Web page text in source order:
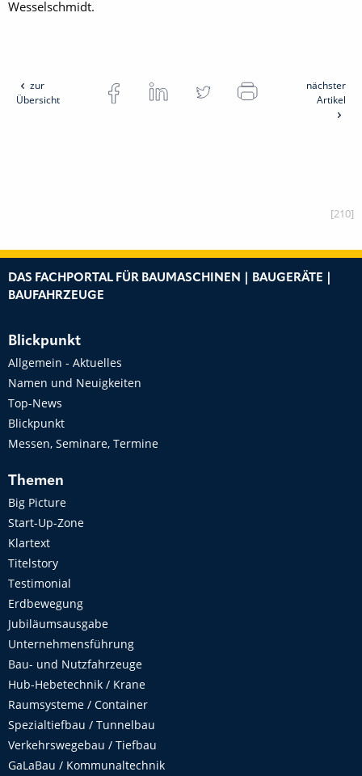
Wesselschmidt.
zur
Übersicht
nächster
Artikel
[210]
DAS FACHPORTAL FÜR BAUMASCHINEN | BAUGERÄTE |
BAUFAHRZEUGE
Blickpunkt
Allgemein - Aktuelles
Namen und Neuigkeiten
Top-News
Blickpunkt
Messen, Seminare, Termine
Themen
Big Picture
Start-Up-Zone
Klartext
Titelstory
Testimonial
Erdbewegung
Jubiläumsausgabe
Unternehmensführung
Bau- und Nutzfahrzeuge
Hub-Hebetechnik / Krane
Raumsysteme / Container
Spezialtiefbau / Tunnelbau
Verkehrswegebau / Tiefbau
GaLaBau / Kommunaltechnik